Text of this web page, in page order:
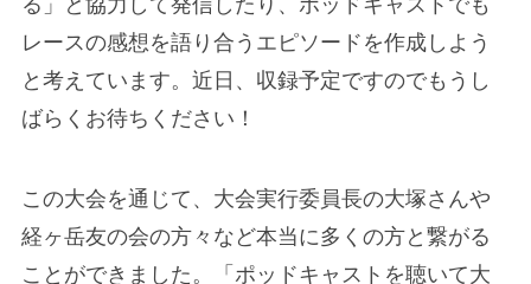
レースの感想を語り合うエピソードを作成しよう
と考えています。近日、収録予定ですのでもうし
ばらくお待ちください！
この大会を通じて、大会実行委員長の大塚さんや
経ヶ岳友の会の方々など本当に多くの方と繋がる
ことができました。「ポッドキャストを聴いて大